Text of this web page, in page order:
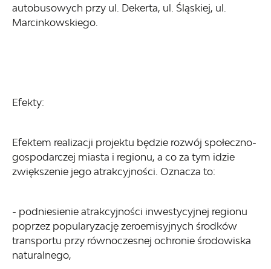
autobusowych przy ul. Dekerta, ul. Śląskiej, ul.
Marcinkowskiego.
Efekty:
Efektem realizacji projektu będzie rozwój społeczno-
gospodarczej miasta i regionu, a co za tym idzie
zwiększenie jego atrakcyjności. Oznacza to:
- podniesienie atrakcyjności inwestycyjnej regionu
poprzez popularyzację zeroemisyjnych środków
transportu przy równoczesnej ochronie środowiska
naturalnego,